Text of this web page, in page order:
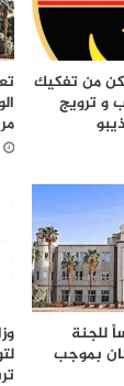
من تفكيك
و ترويج
للجنة
بموجب